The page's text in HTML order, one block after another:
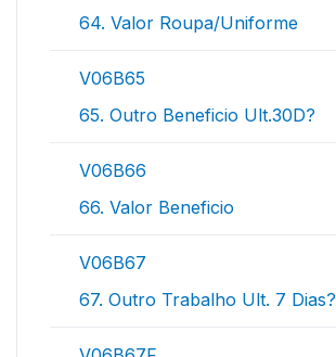
64. Valor Roupa/Uniforme
V06B65
65. Outro Beneficio Ult.30D?
V06B66
66. Valor Beneficio
V06B67
67. Outro Trabalho Ult. 7 Dias?